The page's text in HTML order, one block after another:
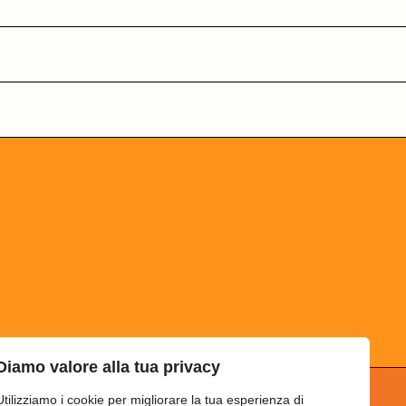
valore alla tua privacy
i cookie per migliorare la tua esperienza di